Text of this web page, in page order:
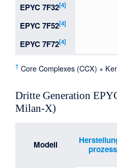
EPYC 7F32[4]
EPYC 7F52[4]
EPYC 7F72[4]
† Core Complexes (CCX) ×
Dritte Generation
Milan-X)
Modell
prozess